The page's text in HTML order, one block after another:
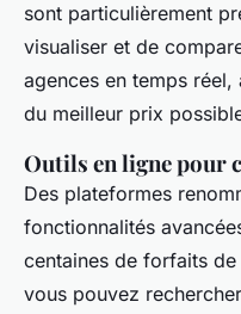
sont particulièrement
visualiser et de
agences en temps
du meilleur prix
Outils en ligne pour
Des plateformes
fonctionnalités
centaines de forfaits
vous pouvez